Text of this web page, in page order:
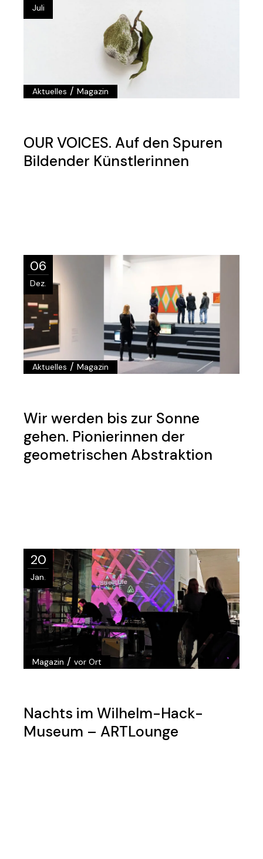
Juli
Aktuelles /Magazin
OUR VOICES. Auf den Spuren
Bildender Künstlerinnen
06
Dez.
Aktuelles /Magazin
Wir werden bis zur Sonne
gehen. Pionierinnen der
geometrischen Abstraktion
20
Jan.
Magazin /vor Ort
Nachts im Wilhelm-Hack-
Museum – ARTLounge